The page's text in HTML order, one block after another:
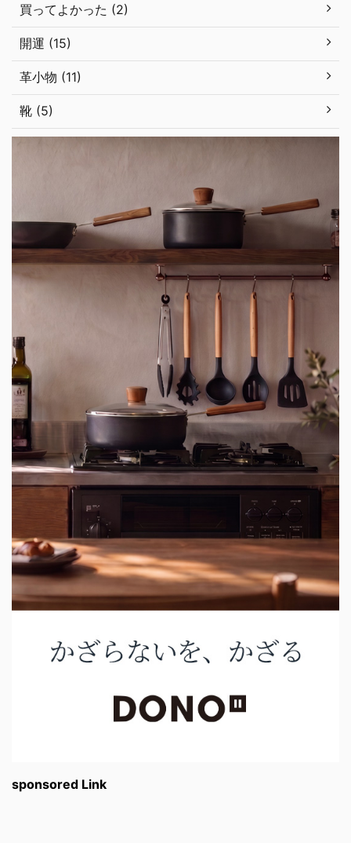
買ってよかった (2)
開運 (15)
革小物 (11)
靴 (5)
sponsored Link